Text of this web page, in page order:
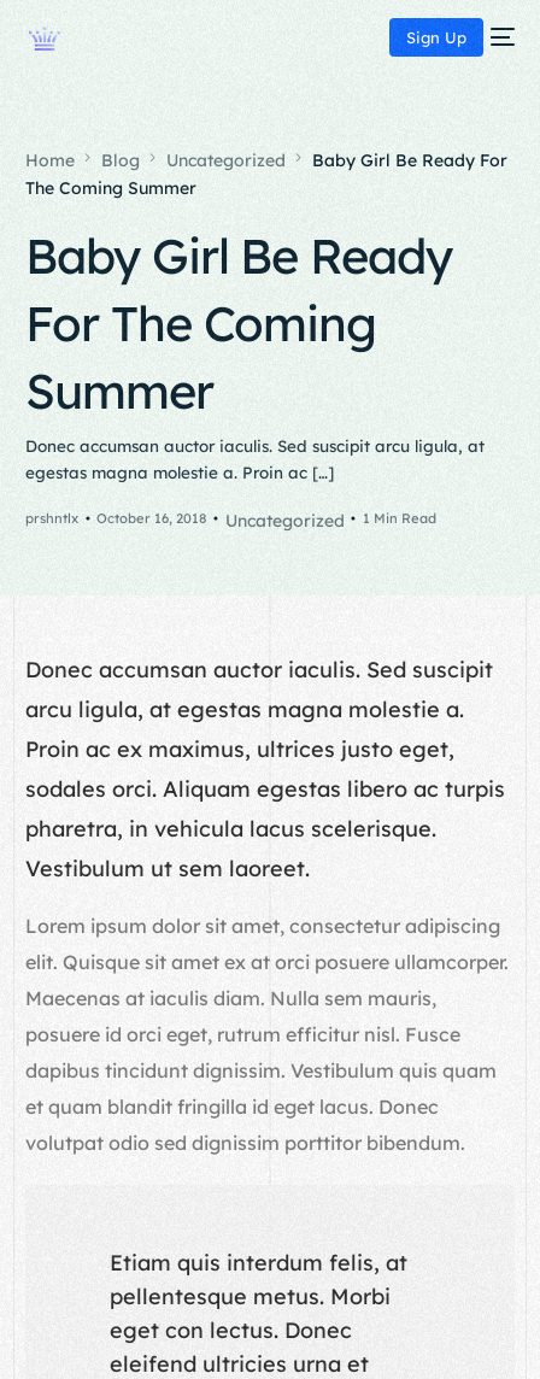
Sign Up
Home Blog Uncategorized
Baby Girl Be Ready For
The Coming Summer
Baby Girl Be Ready
For The Coming
Summer
Donec accumsan auctor iaculis. Sed suscipit arcu ligula, at
egestas magna molestie a. Proin ac […]
prshntlx October 16, 2018 Uncategorized 1 Min Read
Donec accumsan auctor iaculis. Sed suscipit
arcu ligula, at egestas magna molestie a.
Proin ac ex maximus, ultrices justo eget,
sodales orci. Aliquam egestas libero ac turpis
pharetra, in vehicula lacus scelerisque.
Vestibulum ut sem laoreet.
Lorem ipsum dolor sit amet, consectetur adipiscing
elit. Quisque sit amet ex at orci posuere ullamcorper.
Maecenas at iaculis diam. Nulla sem mauris,
posuere id orci eget, rutrum efficitur nisl. Fusce
dapibus tincidunt dignissim. Vestibulum quis quam
et quam blandit fringilla id eget lacus. Donec
volutpat odio sed dignissim porttitor bibendum.
Etiam quis interdum felis, at
pellentesque metus. Morbi
eget con lectus. Donec
eleifend ultricies urna et